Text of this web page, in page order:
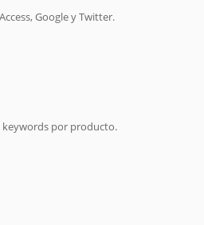
Google y Twitter.
keywords por producto.